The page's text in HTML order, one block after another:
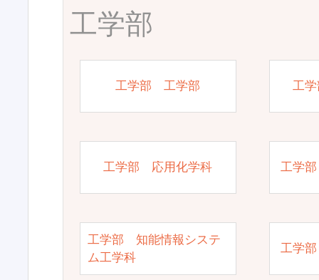
工学部
工学部 工学部 工
工学部 応用化学科 工学
工学部 知能情報システ
ム工学科
工学